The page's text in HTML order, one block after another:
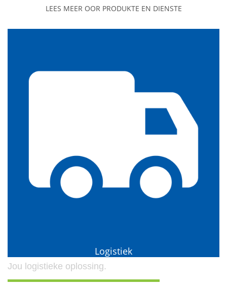
LOOPBANELEES MEER OOR PRODUKTE EN DIENSTE
Logistiek
Jou logistieke oplossing.